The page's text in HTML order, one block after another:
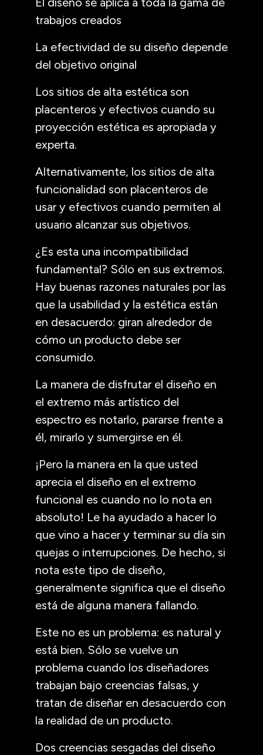
trabajos creados
La efectividad de su diseño depende
del objetivo original
Los sitios de alta estética son
placenteros y efectivos cuando su
proyección estética es apropiada y
experta.
Alternativamente, los sitios de alta
funcionalidad son placenteros de
usar y efectivos cuando permiten al
usuario alcanzar sus objetivos.
¿Es esta una incompatibilidad
fundamental? Sólo en sus extremos.
Hay buenas razones naturales por las
que la usabilidad y la estética están
en desacuerdo: giran alrededor de
cómo un producto debe ser
consumido.
La manera de disfrutar el diseño en
el extremo más artístico del
espectro es notarlo, pararse frente a
él, mirarlo y sumergirse en él.
¡Pero la manera en la que usted
aprecia el diseño en el extremo
funcional es cuando no lo nota en
absoluto! Le ha ayudado a hacer lo
que vino a hacer y terminar su día sin
quejas o interrupciones. De hecho, si
nota este tipo de diseño,
generalmente significa que el diseño
está de alguna manera fallando.
Este no es un problema: es natural y
está bien. Sólo se vuelve un
problema cuando los diseñadores
trabajan bajo creencias falsas, y
tratan de diseñar en desacuerdo con
la realidad de un producto.
Dos creencias sesgadas del diseño